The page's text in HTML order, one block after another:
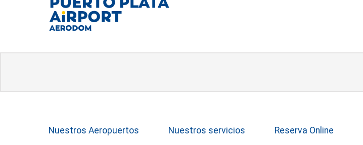
Nuestros Aeropuertos Nuestros servicios Reserva Online